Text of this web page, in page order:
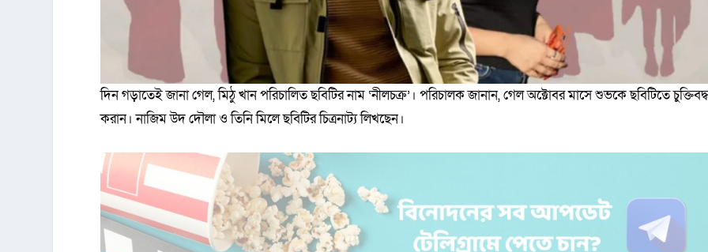
দিন গড়াতেই জানা গেল, মিঠু খান পরিচালিত ছবিটির নাম ‘নীলচক্র’। পরিচালক জানান, গেল অক্টোবর মাসে শুভকে ছবিটিতে
করান। নাজিম উদ দৌলা ও তিনি মিলে ছবিটির চিত্রনাট্য লিখছেন।